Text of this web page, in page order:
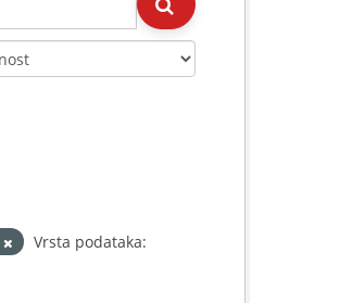
Vrsta podataka: